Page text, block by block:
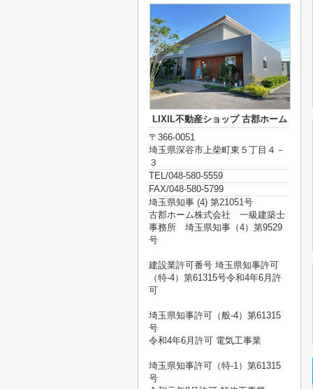
LIXIL不動産ショップ 古郡ホーム
〒366-0051
埼玉県深谷市上柴町東５丁目４－
３
TEL/048-580-5559
FAX/048-580-5799
埼玉県知事 (4) 第21051号
古郡ホーム株式会社 一級建築士
事務所 埼玉県知事（4）第9529
号
建設業許可番号 埼玉県知事許可
（特-4）第61315号令和4年6月許
可
埼玉県知事許可（般-4）第61315
号
令和4年6月許可 電気工事業
埼玉県知事許可（特-1）第61315
号